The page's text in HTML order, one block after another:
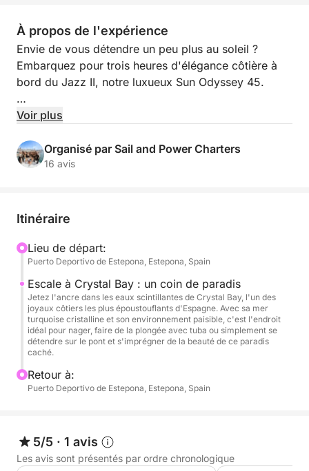
À propos de l'expérience
Envie de vous détendre un peu plus au soleil ?
Embarquez pour trois heures d'élégance côtière à
bord du Jazz II, notre luxueux Sun Odyssey 45.
Avec des vues à couper le souffle, une navigation
de gamme, cette expérience est parfaite pour les
couples, les familles et les amis qui souhaitent
3 heures | 557 € ou à partir de 47 € par personne
Au départ de Puerto Deportivo de Estepona, vous
naviguerez sur les eaux cristallines de Crystal Bay,
réputée pour sa mer calme et ses vues
spectaculaires. L'itinéraire prolongé vous permettra
de vous détendre pleinement, de prendre de
superbes photos et de profiter de la brise, allongé
sur le pont. Laissez la musique s'échapper des
et laissez vos soucis s'envoler.
de détente confortables, ses zones ombragées et
son grand espace de mouvement, il est idéal pour
Voir plus
Organisé par Sail and Power Charters
16 avis
Itinéraire
Lieu de départ:
Puerto Deportivo de Estepona, Estepona, Spain
Escale à Crystal Bay : un coin de paradis
Jetez l'ancre dans les eaux scintillantes de Crystal Bay, l'un des
joyaux côtiers les plus époustouflants d'Espagne. Avec sa mer
turquoise cristalline et son environnement paisible, c'est l'endroit
idéal pour nager, faire de la plongée avec tuba ou simplement se
détendre sur le pont et s'imprégner de la beauté de ce paradis
caché.
Retour à:
Puerto Deportivo de Estepona, Estepona, Spain
5/5 · 1 avis
Les avis sont présentés par ordre chronologique